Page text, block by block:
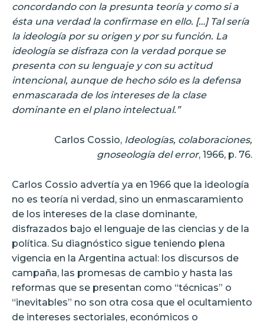
concordando con la presunta teoría y como si a
ésta una verdad la confirmase en ello. […] Tal sería
la ideología por su origen y por su función. La
ideología se disfraza con la verdad porque se
presenta con su lenguaje y con su actitud
intencional, aunque de hecho sólo es la defensa
enmascarada de los intereses de la clase
dominante en el plano intelectual.”
Carlos Cossio, Ideologías, colaboraciones,
gnoseología del error, 1966, p. 76.
Carlos Cossio advertía ya en 1966 que la ideología
no es teoría ni verdad, sino un enmascaramiento
de los intereses de la clase dominante,
disfrazados bajo el lenguaje de las ciencias y de la
política. Su diagnóstico sigue teniendo plena
vigencia en la Argentina actual: los discursos de
campaña, las promesas de cambio y hasta las
reformas que se presentan como “técnicas” o
“inevitables” no son otra cosa que el ocultamiento
de intereses sectoriales, económicos o